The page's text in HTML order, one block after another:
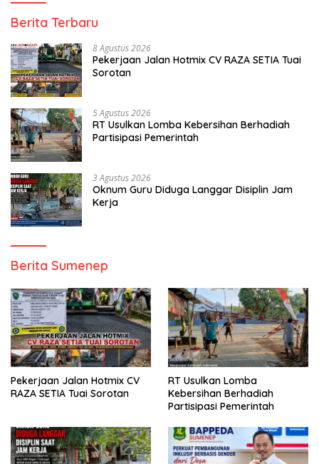
Berita Terbaru
8 Agustus 2026
Pekerjaan Jalan Hotmix CV RAZA SETIA Tuai
Sorotan
5 Agustus 2026
RT Usulkan Lomba Kebersihan Berhadiah
Partisipasi Pemerintah
3 Agustus 2026
Oknum Guru Diduga Langgar Disiplin Jam
Kerja
Berita Sumenep
Pekerjaan Jalan Hotmix CV
RAZA SETIA Tuai Sorotan
RT Usulkan Lomba
Kebersihan Berhadiah
Partisipasi Pemerintah